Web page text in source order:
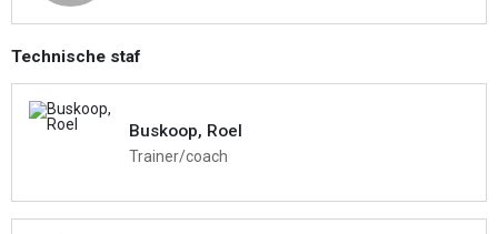
Technische staf
Buskoop, Roel
Trainer/coach